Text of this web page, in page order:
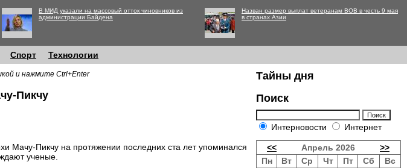
В МИД указали на массовый отток чиновников из
администрации Байдена
Назван размер выплат ветеранам ВОВ в честь 9 мая
в странах Азии
Спорт Технологии
и нажмите Ctrl+Enter
Пикчу
Мачу-Пикчу на протяжении последних ста лет упоминался
ученые.
Тайны дня
Поиск
Интерновости Интернет
<< Апрель 2026
>>
Пн
Вт Ср Чт Пт Сб
Вс